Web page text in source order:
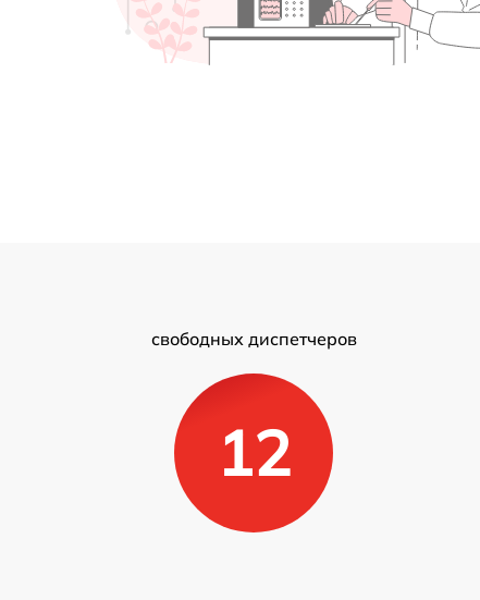
свободных диспетчеров
12